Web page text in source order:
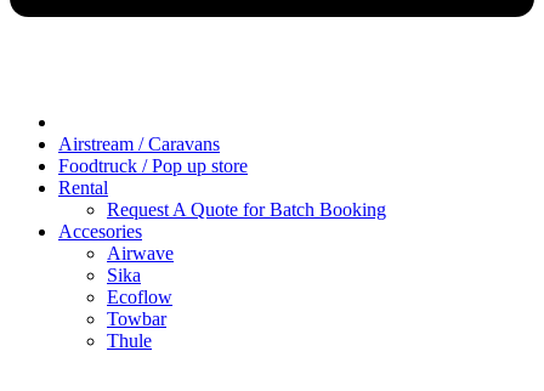
Airstream / Caravans
Foodtruck / Pop up store
Rental
Request A Quote for Batch Booking
Accesories
Airwave
Sika
Ecoflow
Towbar
Thule